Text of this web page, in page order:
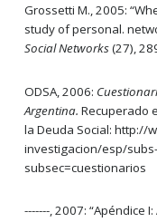
Grossetti M., 2005:
study of personal.
Social Networks(27),
ODSA, 2006:
Argentina. Recuperado
la Deuda Social: http://
investigacion/esp/
subsec=cuestionarios
-------, 2007: “Apéndice